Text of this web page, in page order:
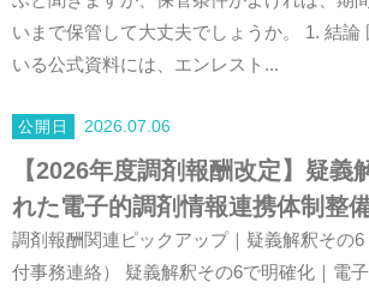
いまで保管して大丈夫でしょうか。 1. 結論
いる公式資料には、エンレスト...
2026.07.06
【2026年度調剤報酬改定】疑義
れた電子的調剤情報連携体制整
調剤報酬関連ピックアップ｜疑義解釈その6
付事務連絡） 疑義解釈その6で明確化｜電